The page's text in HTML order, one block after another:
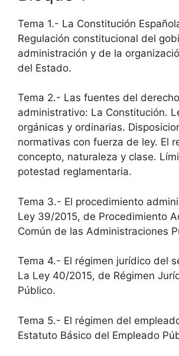
Tema 1.- La Constitución
Regulación constitucional del
administración y de la
del Estado.
Tema 2.- Las fuentes del derecho
administrativo: La Constitución.
orgánicas y ordinarias.
normativas con fuerza de ley. El
concepto, naturaleza y clase.
potestad reglamentaria.
Tema 3.- El procedimiento
Ley 39/2015, de Procedimiento
Común de las Administraciones
Tema 4.- El régimen jurídico del
La Ley 40/2015, de Régimen
Público.
Tema 5.- El régimen del
Estatuto Básico del Empleado